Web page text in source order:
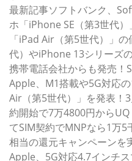
最新記事ソフトバンク、
ホ「iPhone SE（第3世代
「iPad Air（第5世代）」
代）やiPhone 13シリーズ
携帯電話会社からも発売
Apple、M1搭載や5G対応
Air（第5世代）」を発表！
約開始で7万4800円から
てSIM契約でMNPなら1万
相当の還元キャンペーンを
Apple、5G対応4.7インチ